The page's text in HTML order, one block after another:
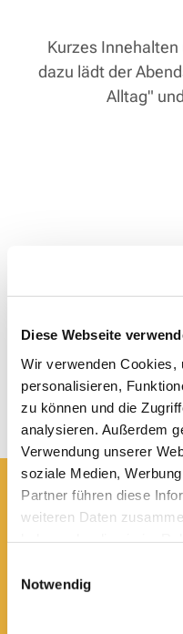
Diese Webseite
Wir verwenden Cookies,
personalisieren,
zu können und die
analysieren. Außerdem
Verwendung unserer
soziale Medien,
Partner führen diese
weiteren Daten
Notwendig
Kurzes
dazu lädt der
Alltag"
Hier erreichen Sie uns:
Ev.-luth. Domkirche
Domsekretariat